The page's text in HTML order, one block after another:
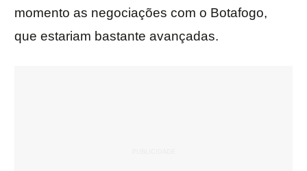
momento as negociações com o Botafogo,
que estariam bastante avançadas.